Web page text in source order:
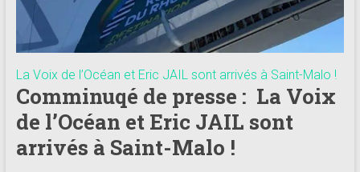
La Voix de l’Océan et Eric JAIL sont arrivés à Saint-Malo !
Comminuqé de presse : La Voix
de l’Océan et Eric JAIL sont
arrivés à Saint-Malo !